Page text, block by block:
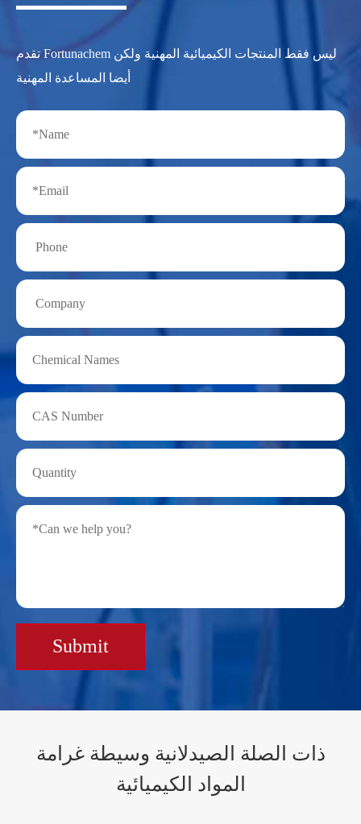
تقدم Fortunachem ليس فقط المنتجات الكيميائية المهنية ولكن
أيضا المساعدة المهنية
Submit
ذات الصلة الصيدلانية وسيطة غرامة
المواد الكيميائية